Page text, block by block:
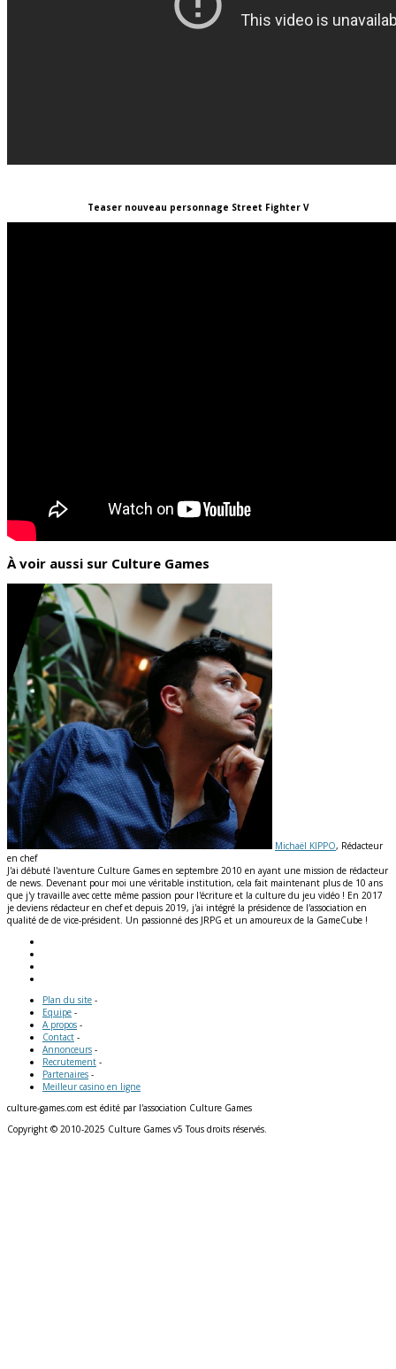
Teaser nouveau personnage Street Fighter V
À voir aussi sur Culture Games
Michaël KIPPO, Rédacteur
en chef
J'ai débuté l'aventure Culture Games en septembre 2010 en ayant une mission de rédacteur
de news. Devenant pour moi une véritable institution, cela fait maintenant plus de 10 ans
que j'y travaille avec cette même passion pour l'écriture et la culture du jeu vidéo ! En 2017
je deviens rédacteur en chef et depuis 2019, j'ai intégré la présidence de l'association en
qualité de de vice-président. Un passionné des JRPG et un amoureux de la GameCube !
Plan du site -
Equipe -
A propos -
Contact -
Annonceurs -
Recrutement -
Partenaires -
Meilleur casino en ligne
culture-games.com est édité par l'association Culture Games
Copyright © 2010-2025 Culture Games v5 Tous droits réservés.